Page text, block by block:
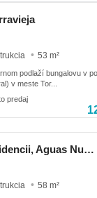
53 m²
podlaží bungalovu v
v meste Tor...
predaj
Apartmán v pokojnej rezidencii, Aguas Nuevas
58 m²